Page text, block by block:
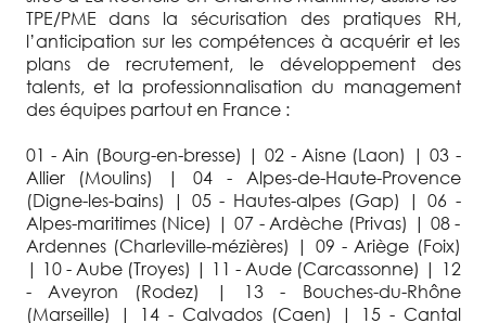
TPE/PME dans la sécurisation des pratiques RH,
l’anticipation sur les compétences à acquérir et les
plans de recrutement, le développement des
talents, et la professionnalisation du management
des équipes partout en France :
01 - Ain (Bourg-en-bresse) | 02 - Aisne (Laon) | 03 -
Allier (Moulins) | 04 - Alpes-de-Haute-Provence
(Digne-les-bains) | 05 - Hautes-alpes (Gap) | 06 -
Alpes-maritimes (Nice) | 07 - Ardèche (Privas) | 08 -
Ardennes (Charleville-mézières) | 09 - Ariège (Foix)
| 10 - Aube (Troyes) | 11 - Aude (Carcassonne) | 12
- Aveyron (Rodez) | 13 - Bouches-du-Rhône
(Marseille) | 14 - Calvados (Caen) | 15 - Cantal